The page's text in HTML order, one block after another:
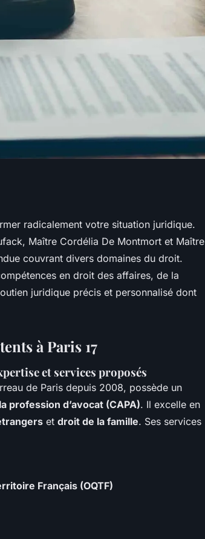
radicalement votre situation juridique.
Maître Cordélia De Montmort et Maître
couvrant divers domaines du droit.
en droit des affaires, de la
juridique précis et personnalisé dont
à Paris 17
et services proposés
de Paris depuis 2008, possède un
profession d’avocat (CAPA). Il excelle en
et droit de la famille. Ses services
Français (OQTF)